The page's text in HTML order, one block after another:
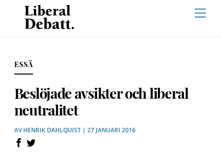
content
ESSÄ
Beslöjade avsikter och liberal
neutralitet
AVHENRIK DAHLQUIST| 27 JANUARI 2016